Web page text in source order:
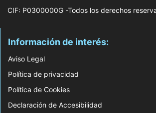
CIF: P0300000G -Todos los derechos
Información de interés:
Aviso Legal
Política de privacidad
Política de Cookies
Declaración de Accesibilidad